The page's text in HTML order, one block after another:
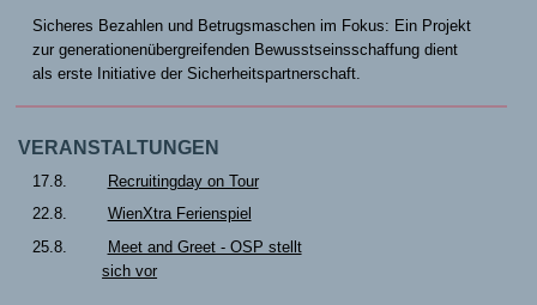
Sicheres Bezahlen und Betrugsmaschen im Fokus: Ein Projekt
zur generationenübergreifenden Bewusstseinsschaffung dient
als erste Initiative der Sicherheitspartnerschaft.
VERANSTALTUNGEN
17.8.
Recruitingday on Tour
22.8.
WienXtra Ferienspiel
25.8.
Meet and Greet - OSP stellt
sich vor